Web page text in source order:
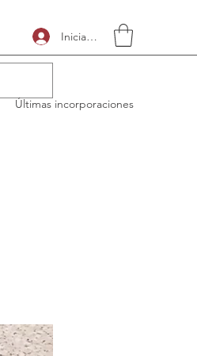
Iniciar sesión
Últimas incorporaciones